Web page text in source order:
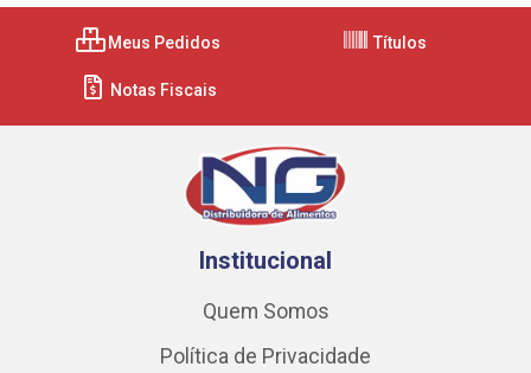
Meus Pedidos Títulos
Notas Fiscais
Institucional
Quem Somos
Política de Privacidade